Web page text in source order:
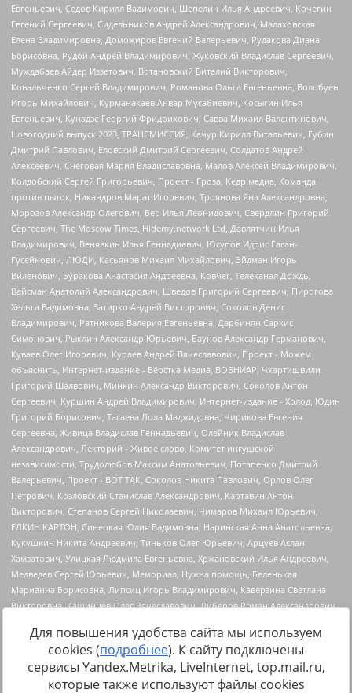
Источник:https://minjust.gov.ru/uploaded/files/reestr-
inostrannyih-agentov-22-03-2024.pdfданные на22.03.2024
Для повышения удобства сайта мы используем
cookies (подробнее). К сайту подключены
сервисы Yandex.Metrika, LiveInternet, top.mail.ru,
которые также используют файлы cookies